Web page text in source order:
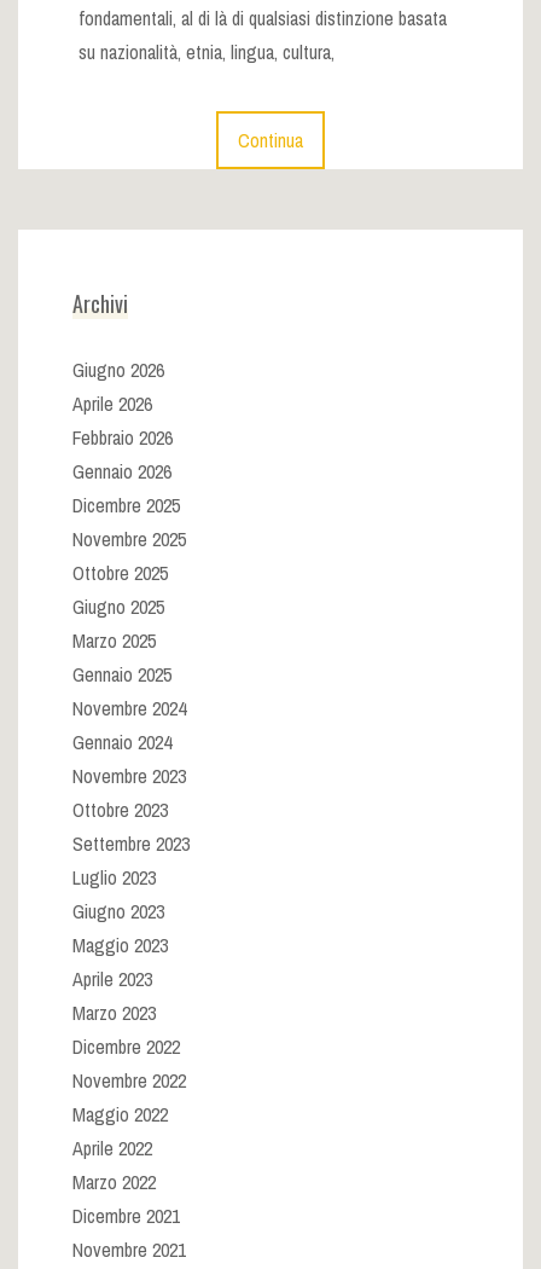
fondamentali, al di là di qualsiasi distinzione basata
su nazionalità, etnia, lingua, cultura,
Continua
Archivi
Giugno 2026
Aprile 2026
Febbraio 2026
Gennaio 2026
Dicembre 2025
Novembre 2025
Ottobre 2025
Giugno 2025
Marzo 2025
Gennaio 2025
Novembre 2024
Gennaio 2024
Novembre 2023
Ottobre 2023
Settembre 2023
Luglio 2023
Giugno 2023
Maggio 2023
Aprile 2023
Marzo 2023
Dicembre 2022
Novembre 2022
Maggio 2022
Aprile 2022
Marzo 2022
Dicembre 2021
Novembre 2021